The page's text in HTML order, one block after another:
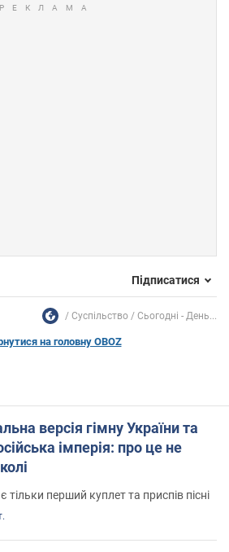
Підписатися
Суспільство Сьогодні - День...
на головну OBOZ
версія гімну України та
імперія: про це не
перший куплет та приспів пісні